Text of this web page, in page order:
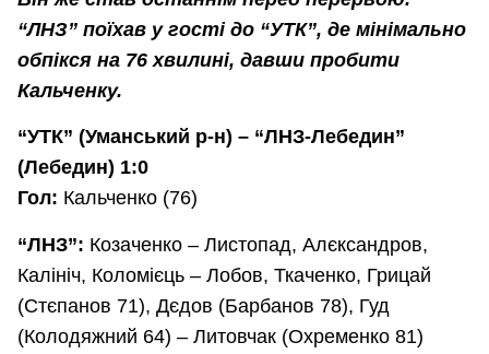
“ЛНЗ” поїхав у гості до “УТК”, де мінімально
обпікся на 76 хвилині, давши пробити
Кальченку.
“УТК” (Уманський р-н) – “ЛНЗ-Лебедин”
(Лебедин) 1:0
Гол: Кальченко (76)
“ЛНЗ”: Козаченко – Листопад, Алєксандров,
Калініч, Коломієць – Лобов, Ткаченко, Грицай
(Стєпанов 71), Дєдов (Барбанов 78), Гуд
(Колодяжний 64) – Литовчак (Охременко 81)